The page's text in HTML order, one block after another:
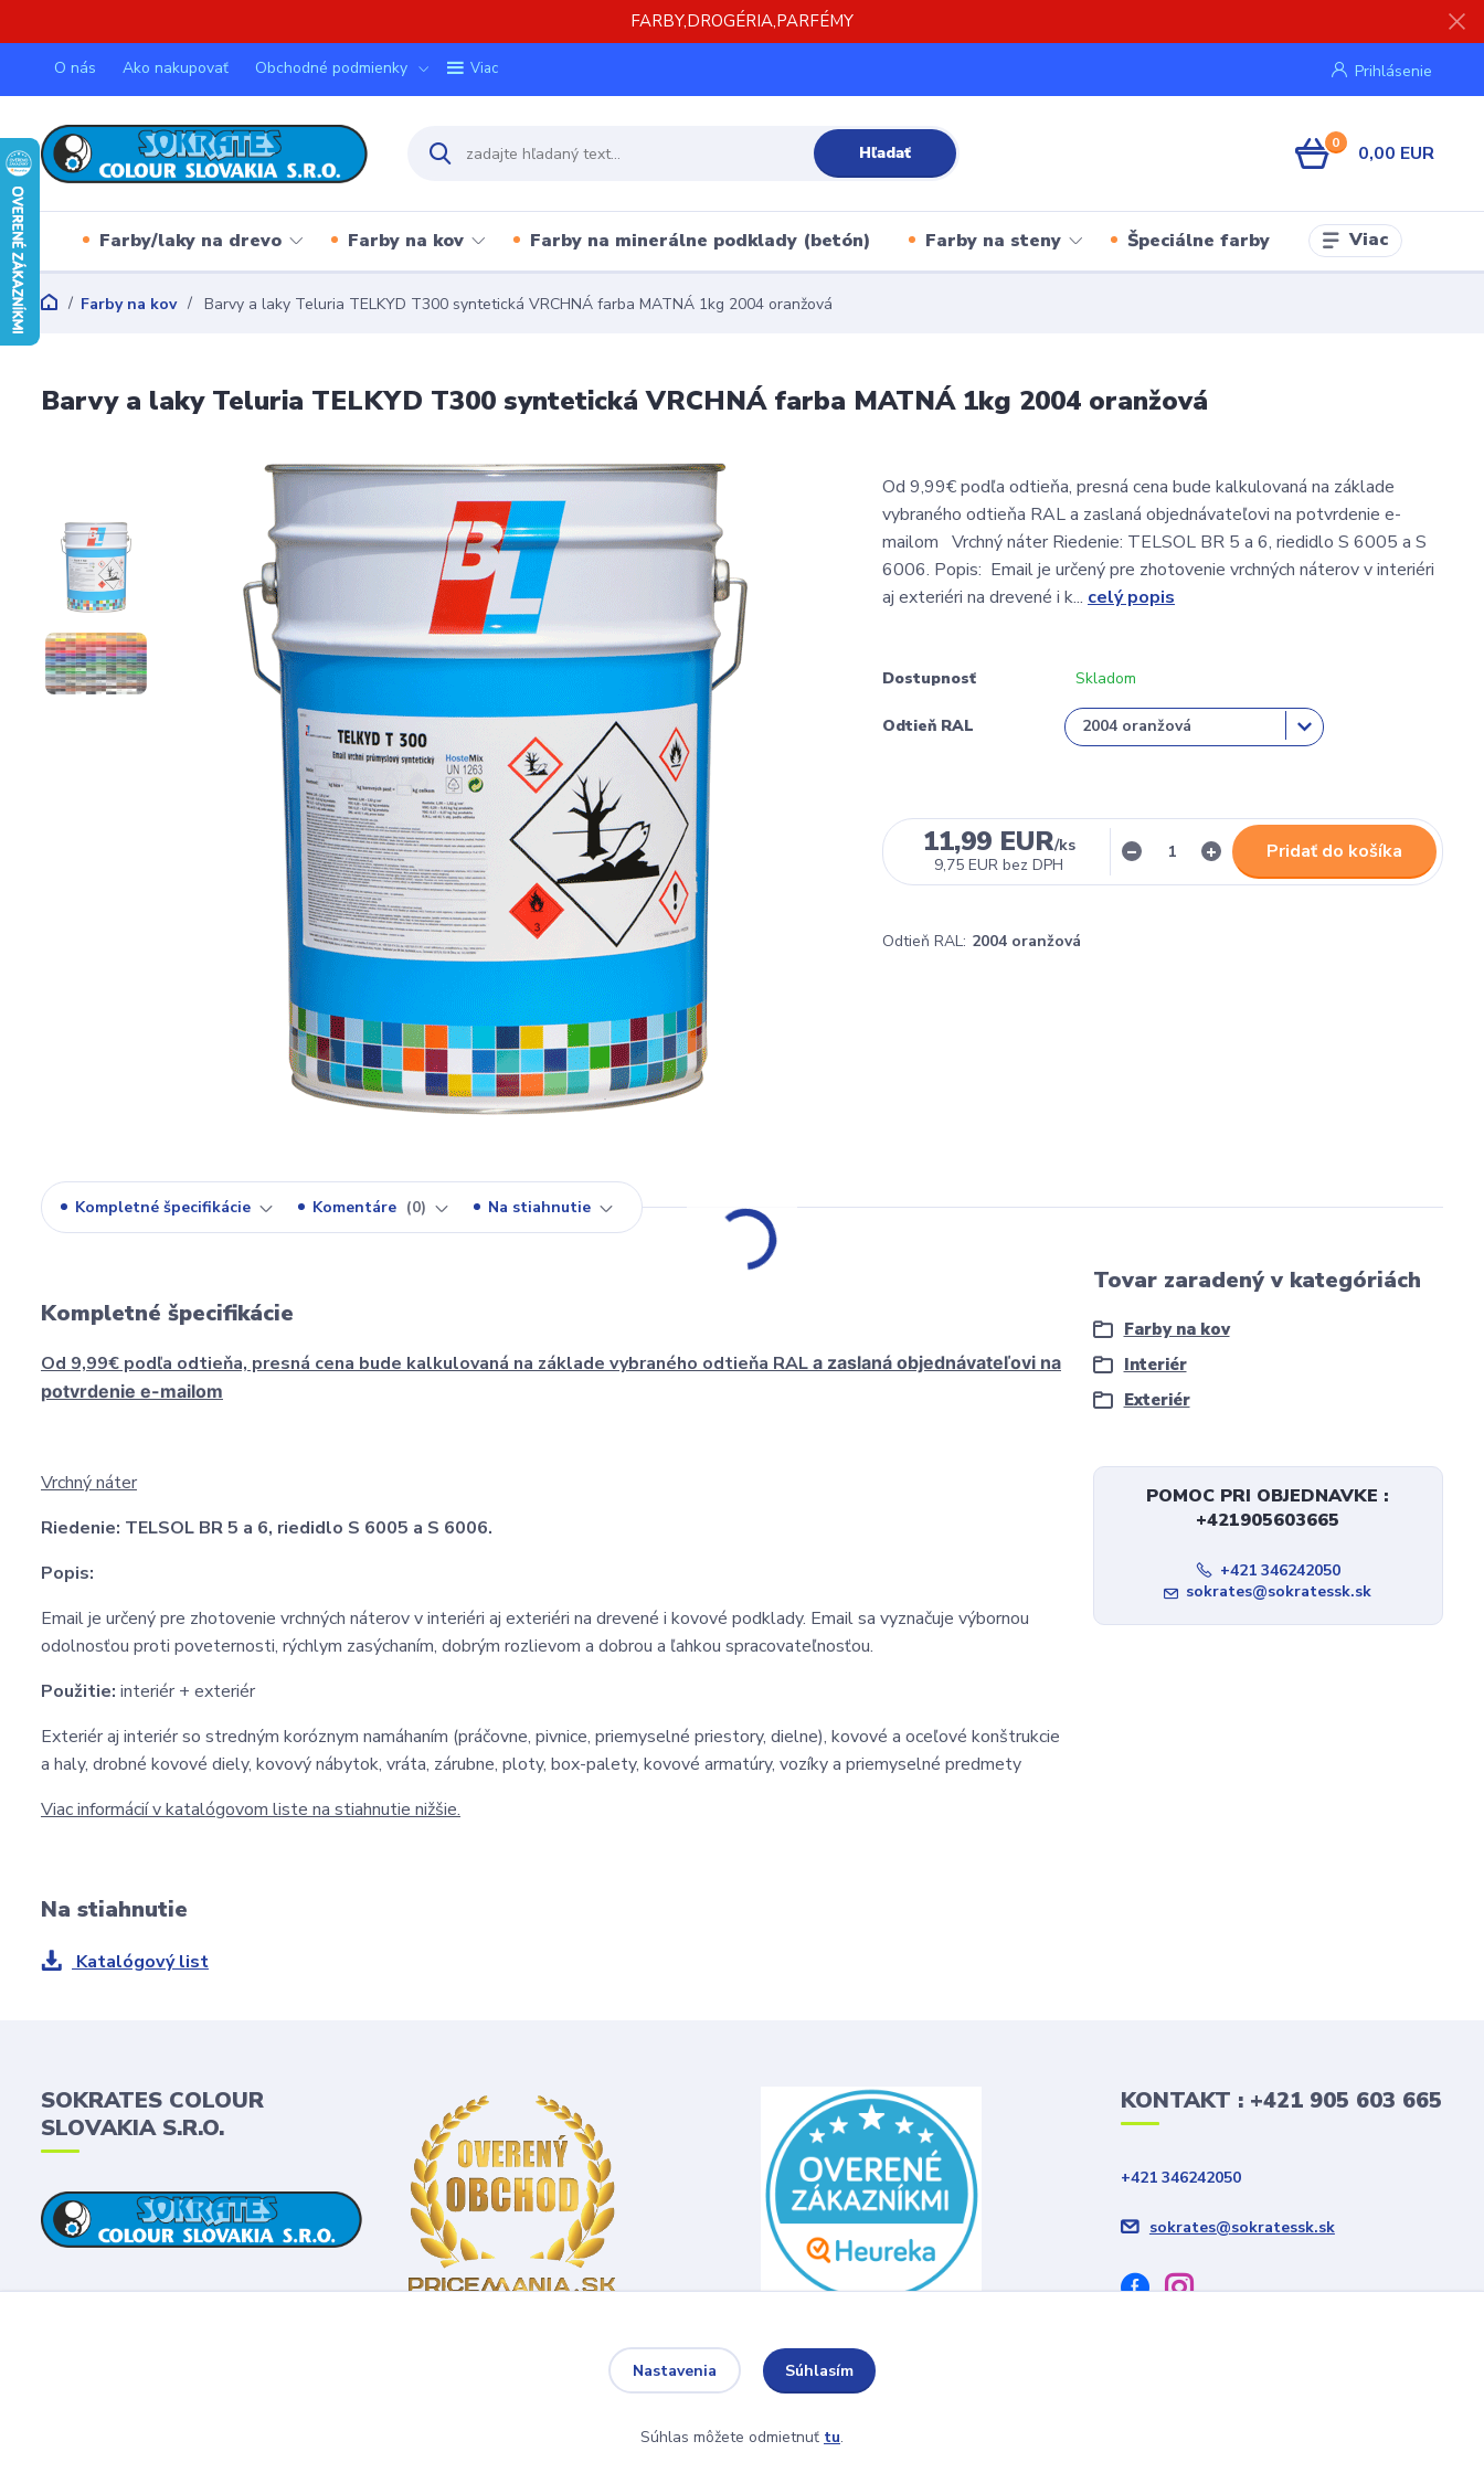
FARBY,DROGÉRIA,PARFÉMY
O nás Ako nakupovať Obchodné podmienky Viac Prihlásenie
Hľadať 0 0,00 EUR
Farby/laky na drevo Farby na kov Farby na minerálne podklady (betón) Farby na steny Špeciálne farby Viac
Farby na kov Barvy a laky Teluria TELKYD T300 syntetická VRCHNÁ farba MATNÁ 1kg 2004 oranžová
Barvy a laky Teluria TELKYD T300 syntetická VRCHNÁ farba MATNÁ 1kg 2004 oranžová
Od 9,99€ podľa odtieňa, presná cena bude kalkulovaná na základe
vybraného odtieňa RAL a zaslaná objednávateľovi na potvrdenie e-
mailom Vrchný náter Riedenie: TELSOL BR 5 a 6, riedidlo S 6005 a S
6006. Popis: Email je určený pre zhotovenie vrchných náterov v interiéri
aj exteriéri na drevené i k... celý popis
Dostupnosť Skladom
Odtieň RAL
11,99 EUR/ks
9,75 EUR bez DPH
Pridať do košíka
Odtieň RAL: 2004 oranžová
Kompletné špecifikácie Komentáre 0 Na stiahnutie
Kompletné špecifikácie
Od 9,99€ podľa odtieňa, presná cena bude kalkulovaná na základe vybraného odtieňa RAL a zaslaná objednávateľovi na
potvrdenie e-mailom
Vrchný náter
Riedenie: TELSOL BR 5 a 6, riedidlo S 6005 a S 6006.
Popis:
Email je určený pre zhotovenie vrchných náterov v interiéri aj exteriéri na drevené i kovové podklady. Email sa vyznačuje výbornou
odolnosťou proti poveternosti, rýchlym zasýchaním, dobrým rozlievom a dobrou a ľahkou spracovateľnosťou.
Použitie: interiér + exteriér
Exteriér aj interiér so stredným koróznym namáhaním (práčovne, pivnice, priemyselné priestory, dielne), kovové a oceľové konštrukcie
a haly, drobné kovové diely, kovový nábytok, vráta, zárubne, ploty, box-palety, kovové armatúry, vozíky a priemyselné predmety
Viac informácií v katalógovom liste na stiahnutie nižšie.
Tovar zaradený v kategóriách
Farby na kov
Interiér
Exteriér
POMOC PRI OBJEDNAVKE :
+421905603665
+421 346242050
sokrates@sokratessk.sk
Na stiahnutie
Katalógový list
SOKRATES COLOUR
SLOVAKIA S.R.O.
KONTAKT : +421 905 603 665
+421 346242050
sokrates@sokratessk.sk
Nastavenia Súhlasím
Súhlas môžete odmietnuť tu.